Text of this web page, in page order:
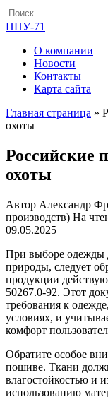
Перейти
к
Search
for:
ППУ-71
О компании
Новости
Контакты
Карта сайта
Главная страница »
охоты
Российские
охоты
Автор Александр
производств) На
09.05.2025
При выборе одежды
природы, следует
продукции
50267.0-92. Этот
требования к
условиях, и
комфорт
Обратите особое
пошиве. Ткани
влагостойкостью и
использованию